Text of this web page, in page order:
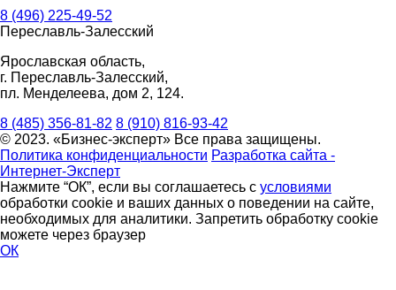
8 (496) 225-49-52
Переславль-Залесский
Ярославская область,
г. Переславль-Залесский,
пл. Менделеева, дом 2, 124.
8 (485) 356-81-82 8 (910) 816-93-42
© 2023. «Бизнес-эксперт» Все права защищены.
Политика конфиденциальности Разработка сайта -
Интернет-Эксперт
Нажмите “ОК”, если вы соглашаетесь с условиями
обработки cookie и ваших данных о поведении на сайте,
необходимых для аналитики. Запретить обработку cookie
можете через браузер
ОК